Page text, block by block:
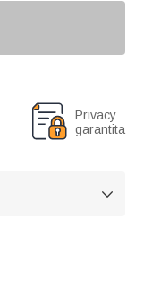
Privacy
garantita
